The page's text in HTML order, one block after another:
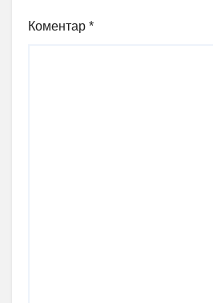
Коментар *